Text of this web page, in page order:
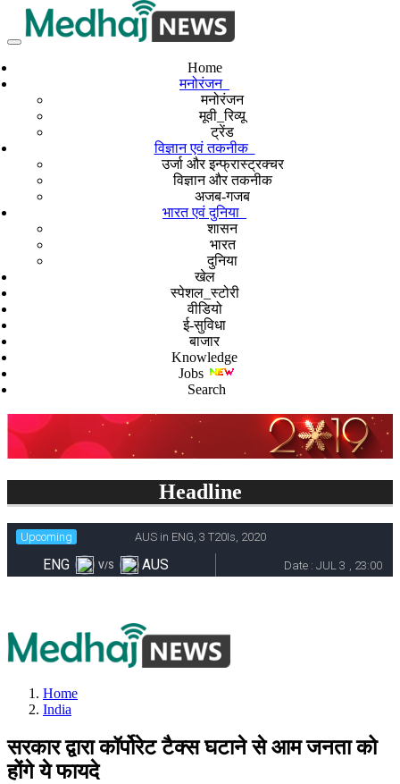
Home
मनोरंजन
मनोरंजन
मूवी_रिव्यू
ट्रेंड
विज्ञान एवं तकनीक
उर्जा और इन्फ्रास्ट्रक्चर
विज्ञान और तकनीक
अजब-गजब
भारत एवं दुनिया
शासन
भारत
दुनिया
खेल
स्पेशल_स्टोरी
वीडियो
ई-सुविधा
बाजार
Knowledge
Jobs
Search
Headline
Home
India
सरकार द्वारा कॉर्पोरेट टैक्स घटाने से आम जनता को
होंगे ये फायदे